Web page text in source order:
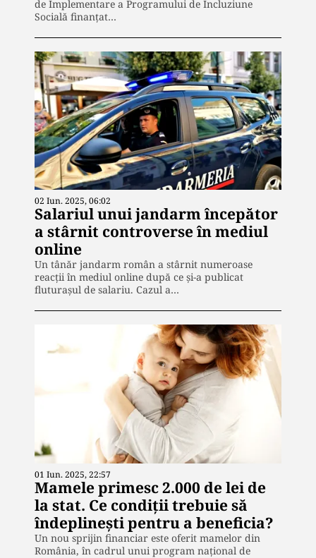
de Implementare a Programului de Incluziune
Socială finanțat…
02 Iun. 2025, 06:02
Salariul unui jandarm începător
a stârnit controverse în mediul
online
Un tânăr jandarm român a stârnit numeroase
reacții în mediul online după ce și-a publicat
fluturașul de salariu. Cazul a…
01 Iun. 2025, 22:57
Mamele primesc 2.000 de lei de
la stat. Ce condiții trebuie să
îndeplinești pentru a beneficia?
Un nou sprijin financiar este oferit mamelor din
România, în cadrul unui program național de